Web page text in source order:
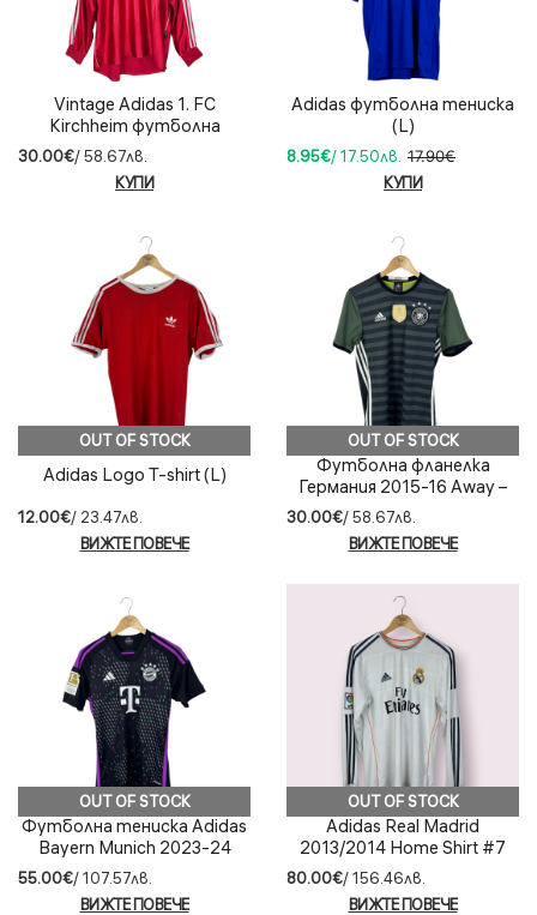
Vintage Adidas 1. FC
Kirchheim футболна
тениска (2XL)
30.00€/ 58.67лв.
КУПИ
Adidas футболна тениска
(L)
8.95€/ 17.50лв. 17.90€
КУПИ
OUT OF STOCK
Adidas Logo T-shirt (L)
12.00€/ 23.47лв.
ВИЖТЕ ПОВЕЧЕ
OUT OF STOCK
Футболна фланелка
Германия 2015-16 Away –
(S)
30.00€/ 58.67лв.
ВИЖТЕ ПОВЕЧЕ
OUT OF STOCK
Футболна тениска Adidas
Bayern Munich 2023-24
Away Kane #9 размер S
55.00€/ 107.57лв.
ВИЖТЕ ПОВЕЧЕ
OUT OF STOCK
Adidas Real Madrid
2013/2014 Home Shirt #7
Ronaldo футболна
фланелка (M)
80.00€/ 156.46лв.
ВИЖТЕ ПОВЕЧЕ